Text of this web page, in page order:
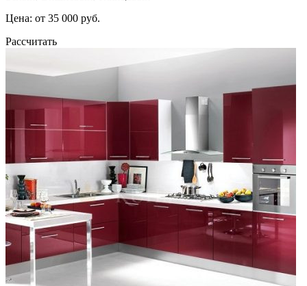
Цена: от 35 000 руб.
Рассчитать